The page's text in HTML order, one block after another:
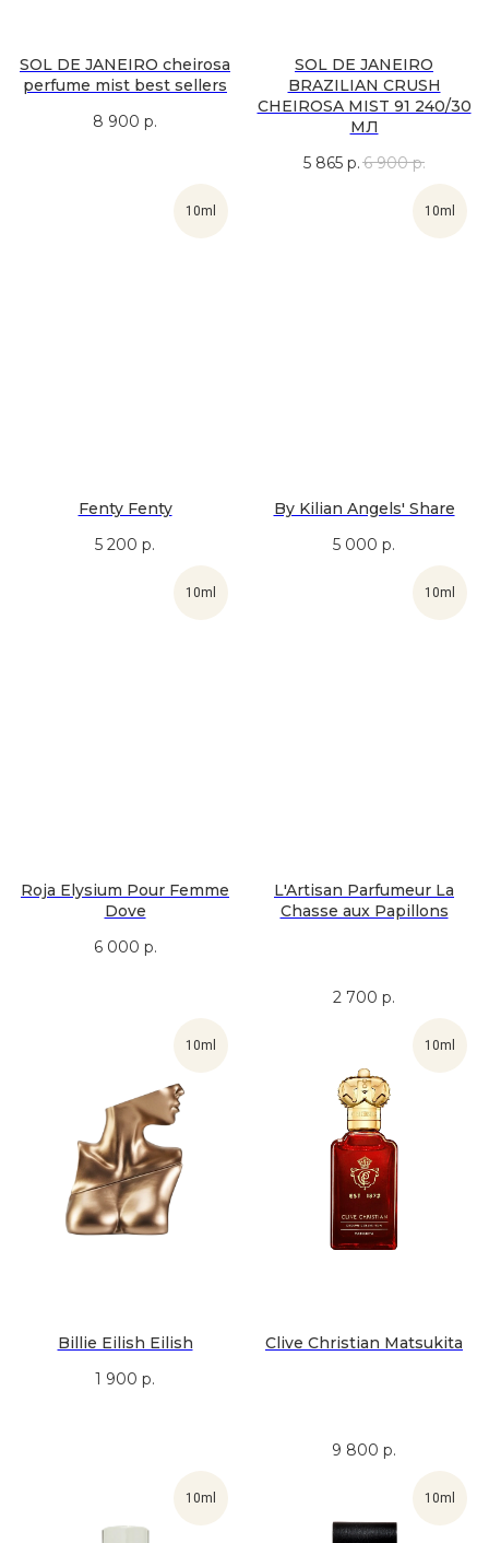
SOL DE JANEIRO cheirosa
perfume mist best sellers
8 900 р.
SOL DE JANEIRO
BRAZILIAN CRUSH
CHEIROSA MIST 91 240/30
МЛ
5 865 р.6 900 р.
10ml
Fenty Fenty
5 200 р.
10ml
By Kilian Angels' Share
5 000 р.
10ml
Roja Elysium Pour Femme
Dove
6 000 р.
10ml
L'Artisan Parfumeur La
Chasse aux Papillons
2 700 р.
10ml
Billie Eilish Eilish
1 900 р.
10ml
Clive Christian Matsukita
9 800 р.
10ml 10ml